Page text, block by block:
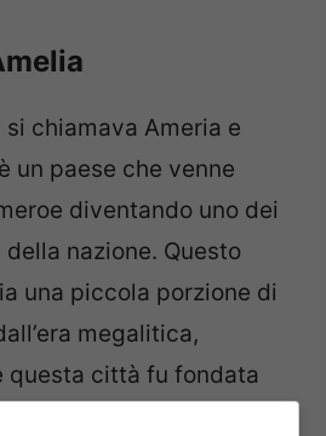
chiamava Ameria e
un paese che venne
diventando uno dei
nazione. Questo
una piccola porzione di
megalitica,
questa città fu fondata